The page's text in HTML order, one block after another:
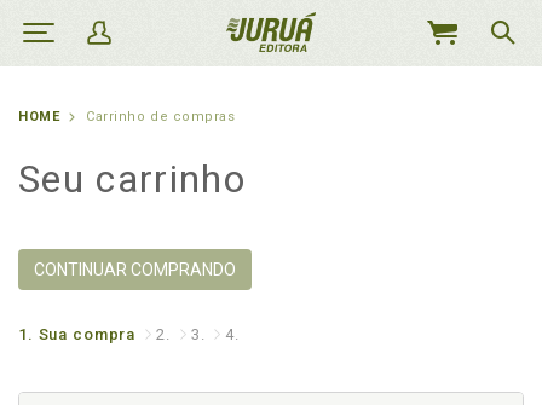
MEU
HOME Carrinho de compras
Seu carrinho
CONTINUAR COMPRANDO
1. Sua compra 2. 3. 4.